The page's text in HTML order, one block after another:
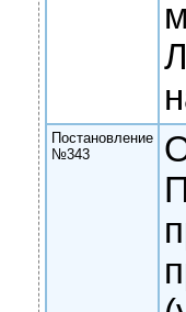
Постановление
№343